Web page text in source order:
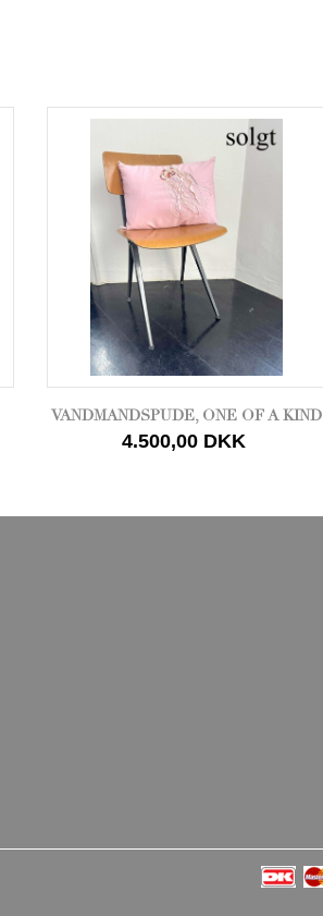
VANDMANDSPUDE, ONE OF A KIND
4.500,00 DKK